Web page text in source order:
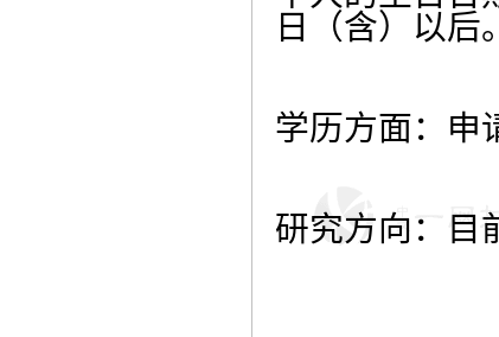
日（含）以后。
学历方面：申
研究方向：目